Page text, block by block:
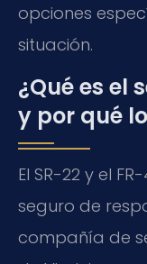
opciones
situación.
¿Qué es el
y por qué
El SR-22 y el
seguro de
compañía de